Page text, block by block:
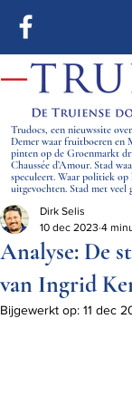
Trudocs, een nieuwssite
Demer waar fruitboeren en
pinten op de Groenmarkt
Chaussée d’Amour. Stad
speculeert. Waar politiek op
uitgevochten. Stad met veel
Analyse: De
van Ingrid
Dirk Selis
10 dec 2023 4
Bijgewerkt op: 11 dec